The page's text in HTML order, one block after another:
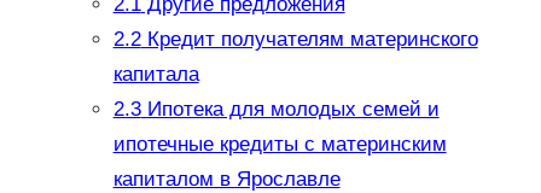
2.1Другие предложения
2.2Кредит получателям материнского
капитала
2.3Ипотека для молодых семей и
ипотечные кредиты с материнским
капиталом в Ярославле